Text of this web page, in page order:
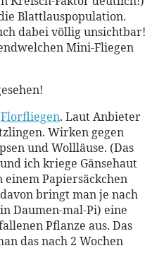
Blattlauspopulation.
dabei völlig unsichtbar!
Mini-Fliegen
Florfliegen. Laut Anbieter
Wirken gegen
und Wollläuse. (Das
ich kriege Gänsehaut
Papiersäckchen
bringt man je nach
Daumen-mal-Pi) eine
Pflanze aus. Das
das nach 2 Wochen